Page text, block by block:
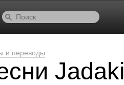
и переводы